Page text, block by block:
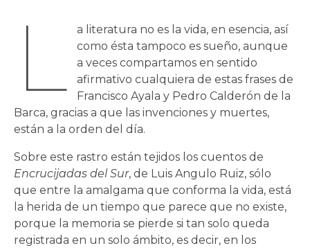
L
a literatura no es la vida, en esencia, así
como ésta tampoco es sueño, aunque
a veces compartamos en sentido
afirmativo cualquiera de estas frases de
Francisco Ayala y Pedro Calderón de la
Barca, gracias a que las invenciones y muertes,
están a la orden del día.
Sobre este rastro están tejidos los cuentos de
Encrucijadas del Sur, de Luis Angulo Ruiz, sólo
que entre la amalgama que conforma la vida, está
la herida de un tiempo que parece que no existe,
porque la memoria se pierde si tan solo queda
registrada en un solo ámbito, es decir, en los